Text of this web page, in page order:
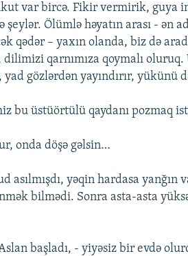
var bircə. Fikir vermirik, guya
şeylər. Ölümlə həyatın arası - ən
qədər – yaxın olanda, biz də
dilimizi qarnımıza qoymalı
gözlərdən yayındırır, yükünü
bu üstüörtülü qaydanı pozmaq
onda döşə gəlsin…
yəqin hardasa yanğın
bilmədi. Sonra asta-asta
başladı, - yiyəsiz bir evdə